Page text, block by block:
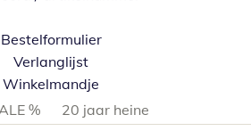
Bestelformulier
Verlanglijst
Winkelmandje
%
20 jaar heine